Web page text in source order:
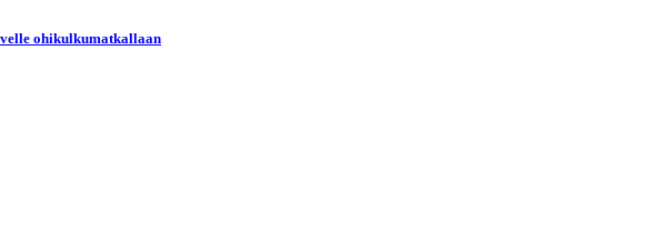
ohikulkumatkallaan